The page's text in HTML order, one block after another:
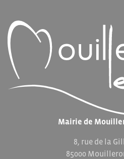
Mairie de
8, rue de la
85000